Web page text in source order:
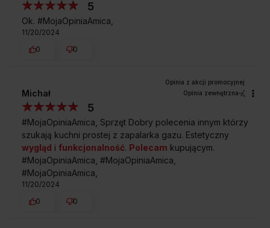
C
WYSOKOŚĆ
Przedstawiony rysunek ma charakter poglądowy, może różnić
się od oryginału. Rysunek przedstawia wymiary netto.
Najczęściej zadawanepytania
5
Ok. #MojaOpiniaAmica,
11/20/2024
0
0
Michał Opinia zewnętrzna
5
#MojaOpiniaAmica, Sprzęt Dobry polecenia innym którzy
szukają kuchni prostej z zapalarka gazu. Estetyczny
wygląd i funkcjonalność. Polecam kupującym.
#MojaOpiniaAmica, #MojaOpiniaAmica,
#MojaOpiniaAmica,
11/20/2024
0
0